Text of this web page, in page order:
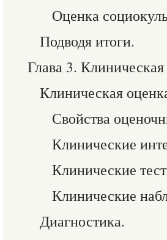
Оценка
Подводя итоги.
Глава 3.
Клиническая
Свойства
Клинические
Клинические
Клинические
Диагностика.